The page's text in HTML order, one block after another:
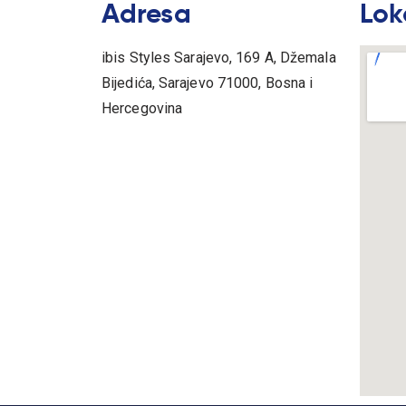
Adresa
ibis Styles Sarajevo, 169 A, Džemala
Bijedića, Sarajevo 71000, Bosna i
Hercegovina